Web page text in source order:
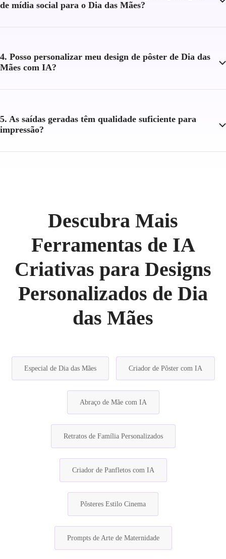
de mídia social para o Dia das Mães?
4. Posso personalizar meu design de pôster de Dia das
Mães com IA?
5. As saídas geradas têm qualidade suficiente para
impressão?
Descubra Mais
Ferramentas de IA
Criativas para Designs
Personalizados de Dia
das Mães
Especial de Dia das Mães Criador de Pôster com IA
Abraço de Mãe com IA
Retratos de Família Personalizados
Criador de Panfletos com IA
Pôsteres Estilo Cinema
Prompts de Arte de Maternidade